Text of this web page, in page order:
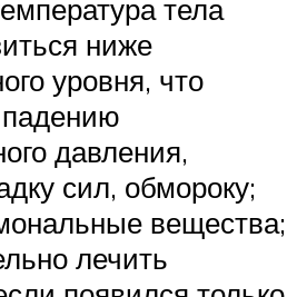
тела
ниже
уровня, что
падению
давления,
сил, обмороку;
вещества;
лечить